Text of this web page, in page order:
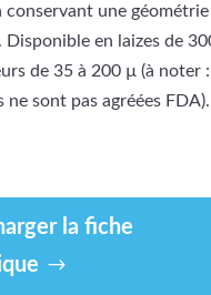
conservant une
Disponible en laizes de
de 35 à 200 µ (à noter
ne sont pas agréées FDA).
la fiche